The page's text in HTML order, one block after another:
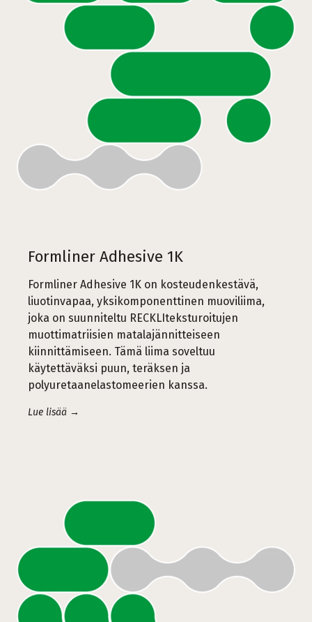
Formliner Adhesive 1K
Formliner Adhesive 1K on kosteudenkestävä,
liuotinvapaa, yksikomponenttinen muoviliima,
joka on suunniteltu RECKLIteksturoitujen
muottimatriisien matalajännitteiseen
kiinnittämiseen. Tämä liima soveltuu
käytettäväksi puun, teräksen ja
polyuretaanelastomeerien kanssa.
Lue lisää →